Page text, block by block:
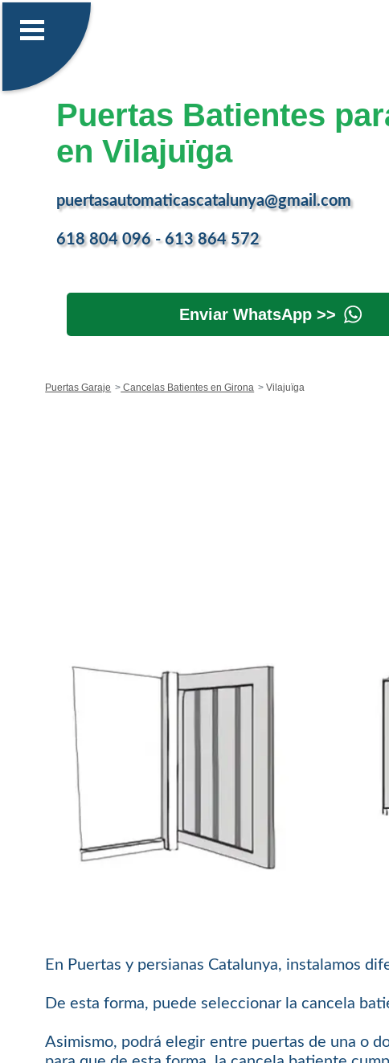
Puertas Batientes
en Vilajuïga
puertasautomaticascatalunya@gmail.com
618 804 096 - 613 864 572
Enviar WhatsApp >>
Puertas Garaje Cancelas Batientes en Girona Vilajuïga
En Puertas y persianas Catalunya, instalamos
De esta forma, puede seleccionar la cancela
Asimismo, podrá elegir entre puertas de una o